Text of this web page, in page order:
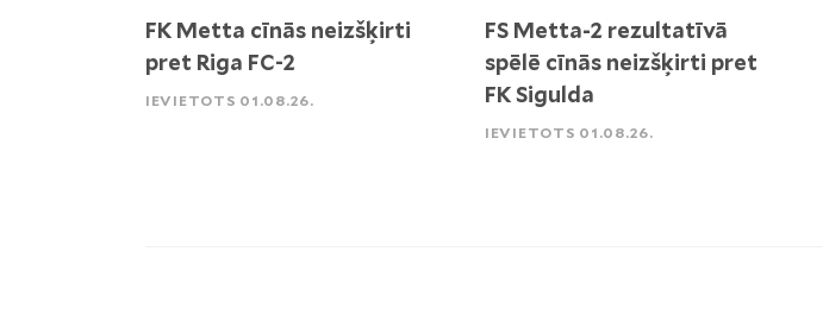
FK Metta cīnās neizšķirti
pret Riga FC-2
IEVIETOTS 01.08.26.
FS Metta-2 rezultatīvā
spēlē cīnās neizšķirti pret
FK Sigulda
IEVIETOTS 01.08.26.